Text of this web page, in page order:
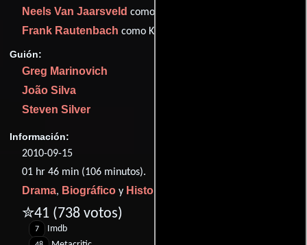
Neels Van Jaarsveld como João Silva
Frank Rautenbach como Ken Oosterbroek
Guión:
Greg Marinovich
João Silva
Steven Silver
Información:
2010-09-15
01 hr 46 min (106 minutos).
Drama, Biográfico y Historia
✮41 (738 votos)
7 Imdb